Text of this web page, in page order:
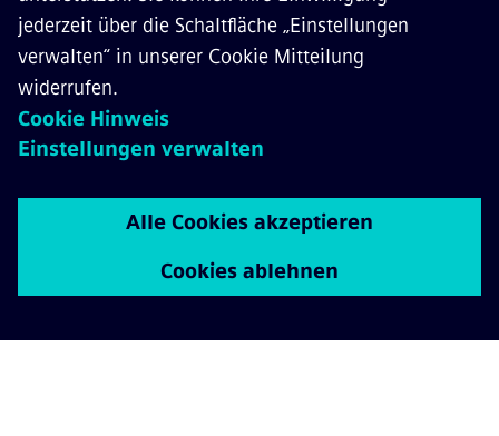
unseren Produkten, Lösungen und Services
sorgen wir für einen erstklassigen und
ganzheitlichen Schutz komplexer
Bahnverkehrssysteme.